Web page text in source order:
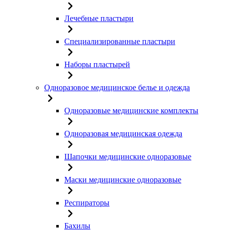
Лечебные пластыри
Специализированные пластыри
Наборы пластырей
Одноразовое медицинское белье и одежда
Одноразовые медицинские комплекты
Одноразовая медицинская одежда
Шапочки медицинские одноразовые
Маски медицинские одноразовые
Респираторы
Бахилы